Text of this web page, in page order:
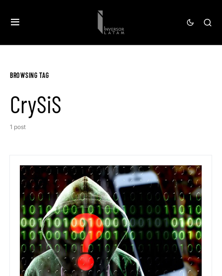
BROWSING TAG
CrySiS
1 post